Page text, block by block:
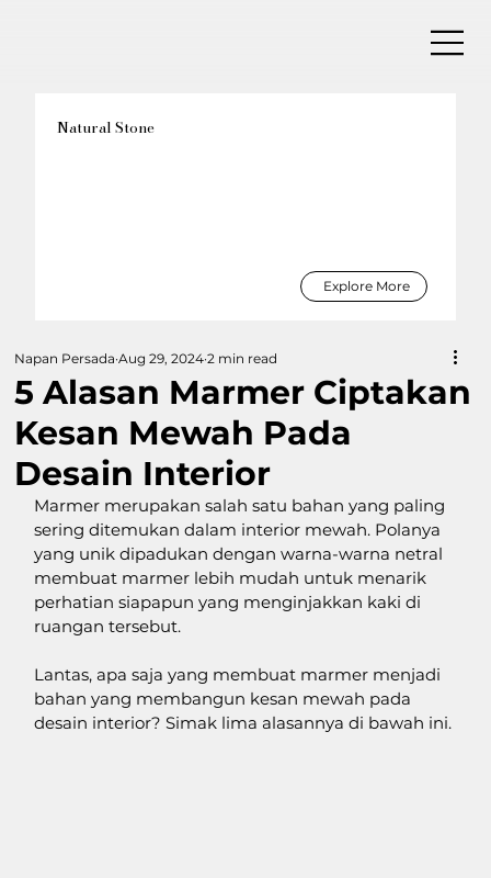
5 Alasan Marmer Ciptakan
Kesan Mewah Pada
Desain Interior
Napan Persada Aug 29, 2024 2 min read
Marmer merupakan salah satu bahan yang paling
sering ditemukan dalam interior mewah. Polanya
yang unik dipadukan dengan warna-warna netral
membuat marmer lebih mudah untuk menarik
perhatian siapapun yang menginjakkan kaki di
ruangan tersebut.
Lantas, apa saja yang membuat marmer menjadi
bahan yang membangun kesan mewah pada
desain interior? Simak lima alasannya di bawah ini.
Natural Stone
Explore More